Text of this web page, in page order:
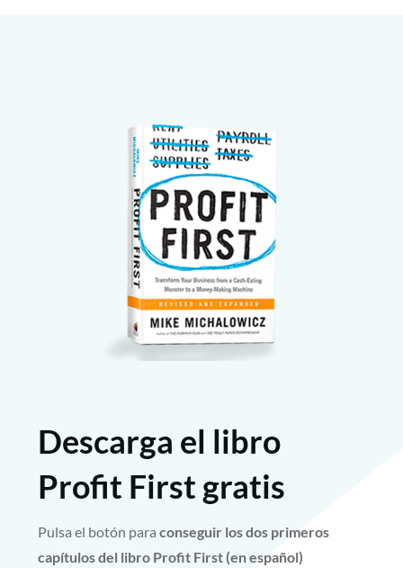
Descarga el libro
Profit First gratis
Pulsa el botón para conseguir los dos primeros
capítulos del libro Profit First (en español)